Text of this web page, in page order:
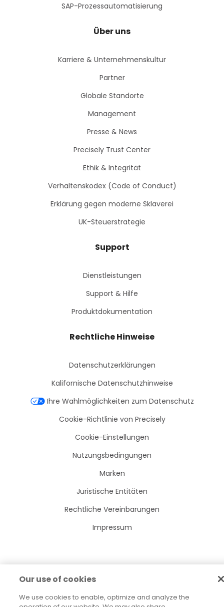
SAP-Prozessautomatisierung
Über uns
Karriere & Unternehmenskultur
Partner
Globale Standorte
Management
Presse & News
Precisely Trust Center
Ethik & Integrität
Verhaltenskodex (Code of Conduct)
Erklärung gegen moderne Sklaverei
UK-Steuerstrategie
Support
Dienstleistungen
Support & Hilfe
Produktdokumentation
Rechtliche Hinweise
Datenschutzerklärungen
Kalifornische Datenschutzhinweise
Ihre Wahlmöglichkeiten zum Datenschutz
Cookie-Richtlinie von Precisely
Cookie-Einstellungen
Nutzungsbedingungen
Marken
Juristische Entitäten
Rechtliche Vereinbarungen
Impressum
2026
Sitemap Erklärung zur Barrierefreiheit
Our use of cookies
We use cookies to enable, optimize and analyze the